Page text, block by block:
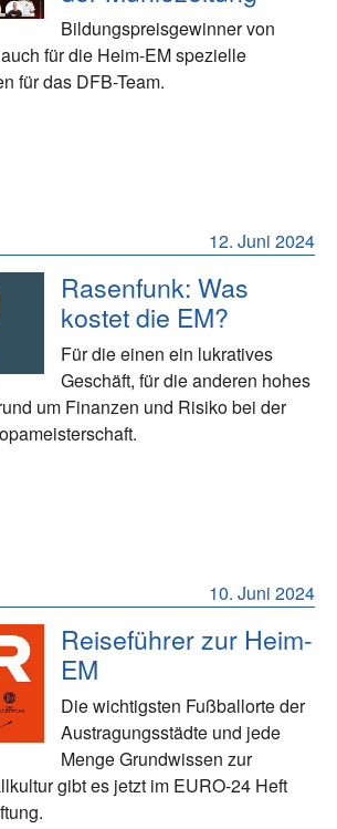
Bildungspreisgewinner von
für die Heim-EM spezielle
für das DFB-Team.
12. Juni 2024
Rasenfunk: Was
kostet die EM?
Für die einen ein lukratives
Geschäft, für die anderen hohes
um Finanzen und Risiko bei der
10. Juni 2024
Reiseführer zur Heim-
EM
Die wichtigsten Fußballorte der
Austragungsstädte und jede
Menge Grundwissen zur
gibt es jetzt im EURO-24 Heft